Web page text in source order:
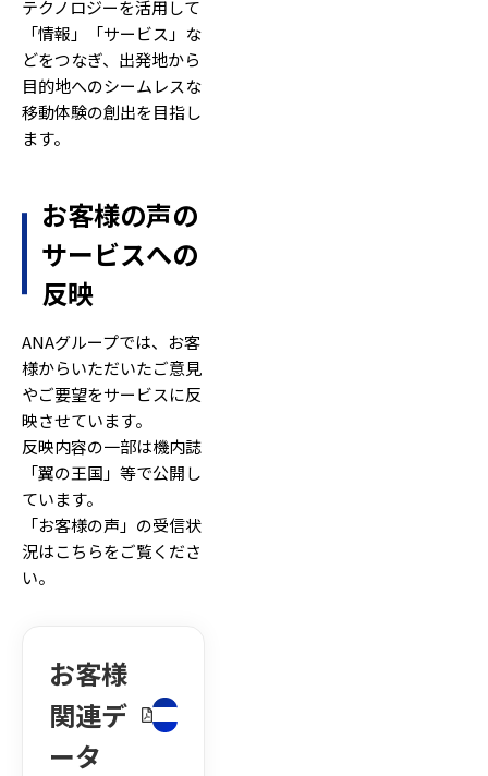
テクノロジーを活用して
「情報」「サービス」な
どをつなぎ、出発地から
目的地へのシームレスな
移動体験の創出を目指し
ます。
お客様の声の
サービスへの
反映
ANAグループでは、お客
様からいただいたご意見
やご要望をサービスに反
映させています。
反映内容の一部は機内誌
「翼の王国」等で公開し
ています。
「お客様の声」の受信状
況はこちらをご覧くださ
い。
お客様
関連デ
ータ